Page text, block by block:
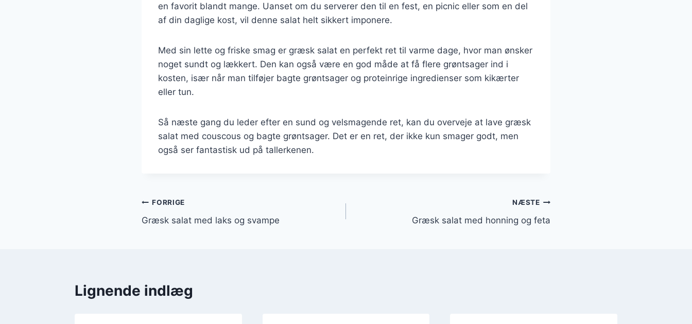
en favorit blandt mange. Uanset om du serverer den til en fest, en picnic eller som en del
af din daglige kost, vil denne salat helt sikkert imponere.
Med sin lette og friske smag er græsk salat en perfekt ret til varme dage, hvor man ønsker
noget sundt og lækkert. Den kan også være en god måde at få flere grøntsager ind i
kosten, især når man tilføjer bagte grøntsager og proteinrige ingredienser som kikærter
eller tun.
Så næste gang du leder efter en sund og velsmagende ret, kan du overveje at lave græsk
salat med couscous og bagte grøntsager. Det er en ret, der ikke kun smager godt, men
også ser fantastisk ud på tallerkenen.
Indlægsnavigation
FORRIGE
Græsk salat med laks og svampe
NÆSTE
Græsk salat med honning og feta
Lignende indlæg